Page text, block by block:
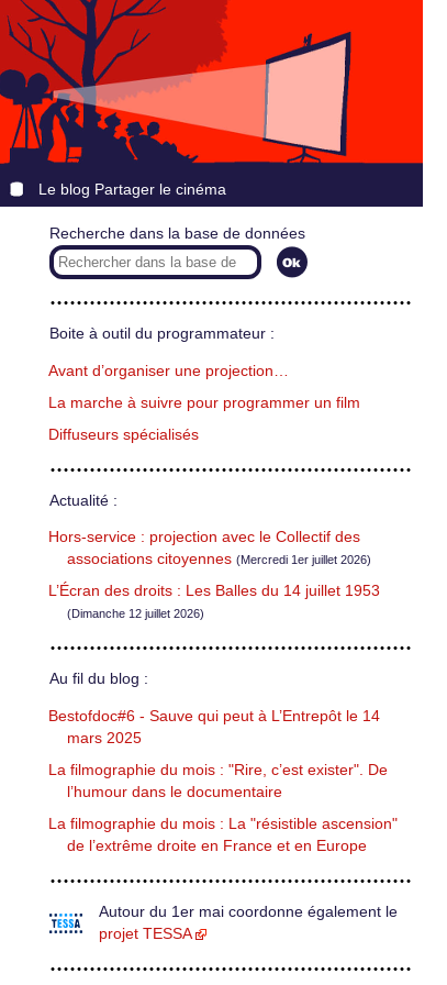
Le blog Partager le cinéma
Recherche dans la base de données
Boite à outil du programmateur :
Avant d’organiser une projection…
La marche à suivre pour programmer un film
Diffuseurs spécialisés
Actualité :
Hors-service : projection avec le Collectif des
associations citoyennes (Mercredi 1er juillet 2026)
L’Écran des droits : Les Balles du 14 juillet 1953
(Dimanche 12 juillet 2026)
Au fil du blog :
Bestofdoc#6 - Sauve qui peut à L’Entrepôt le 14
mars 2025
La filmographie du mois : "Rire, c’est exister". De
l’humour dans le documentaire
La filmographie du mois : La "résistible ascension"
de l’extrême droite en France et en Europe
Autour du 1er mai coordonne également le
projet TESSA